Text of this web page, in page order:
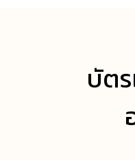
บัต